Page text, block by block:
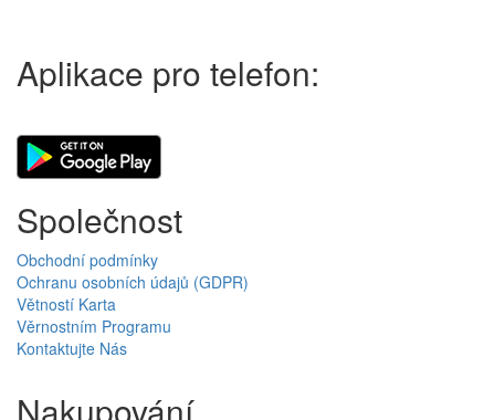
Aplikace pro telefon:
Společnost
Obchodní podmínky
Ochranu osobních údajů (GDPR)
Větností Karta
Věrnostním Programu
Kontaktujte Nás